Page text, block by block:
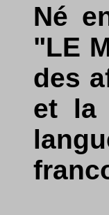
Né
"LE
des
et la